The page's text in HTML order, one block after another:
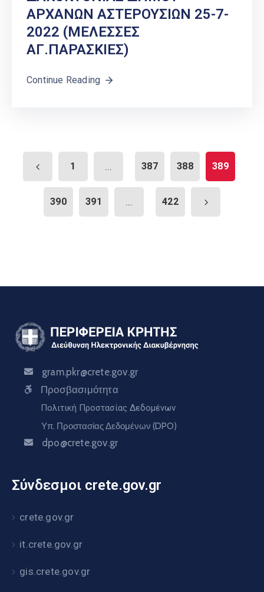
ΑΡΧΑΝΩΝ ΑΣΤΕΡΟΥΣΙΩΝ 25-7-
2022 (ΜΕΛΕΣΣΕΣ
ΑΓ.ΠΑΡΑΣΚΙΕΣ)
Continue Reading
1 ... 387 388 389
390 391 ... 422
gram.pkr@crete.gov.gr
Προσβασιμότητα
Πολιτική Προστασίας Δεδομένων
Υπ. Προστασίας Δεδομένων (DPO)
dpo@crete.gov.gr
Σύνδεσμοι crete.gov.gr
crete.gov.gr
it.crete.gov.gr
gis.crete.gov.gr